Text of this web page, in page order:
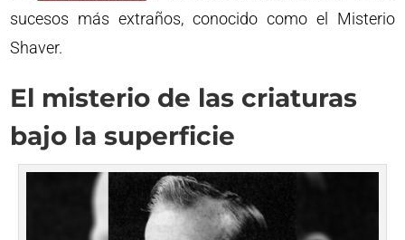
sucesos más extraños, conocido como el Misterio
Shaver.
El misterio de las criaturas
bajo la superficie